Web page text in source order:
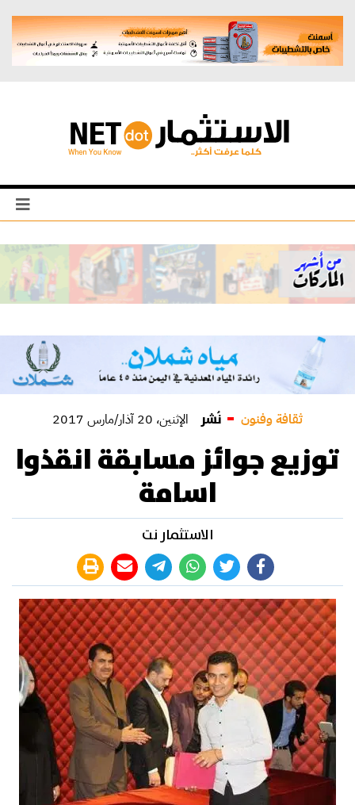
ثقافة وفنون نُشر الإثنين، 20 آذار/مارس 2017
توزيع جوائز مسابقة انقذوا
اسامة
الاستثمار نت